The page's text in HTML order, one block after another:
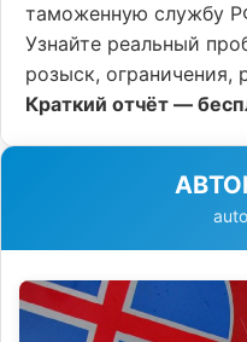
таможенную службу
Узнайте реальный
розыск, ограничения,
Краткий отчёт —